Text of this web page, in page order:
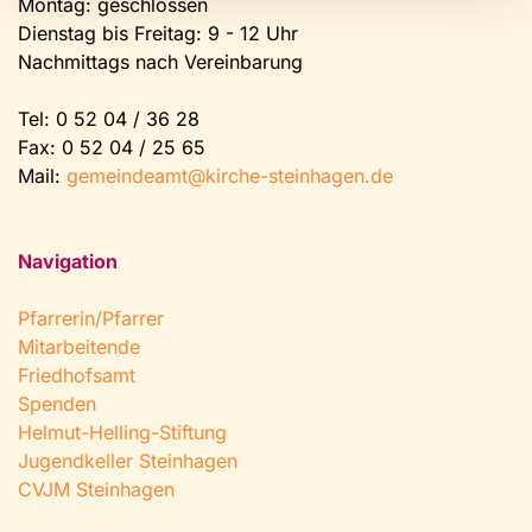
Montag: geschlossen
Dienstag bis Freitag: 9 - 12 Uhr
Nachmittags nach Vereinbarung
Tel: 0 52 04 / 36 28
Fax: 0 52 04 / 25 65
Mail: gemeindeamt@kirche-steinhagen.de
Navigation
Pfarrerin/Pfarrer
Mitarbeitende
Friedhofsamt
Spenden
Helmut-Helling-Stiftung
Jugendkeller Steinhagen
CVJM Steinhagen